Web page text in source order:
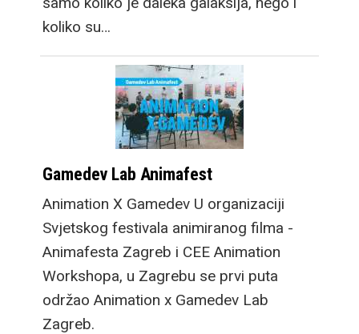
koliko su…
Gamedev Lab Animafest
Animation X Gamedev U organizaciji
Svjetskog festivala animiranog filma -
Animafesta Zagreb i CEE Animation
Workshopa, u Zagrebu se prvi puta
održao Animation x Gamedev Lab
Zagreb.